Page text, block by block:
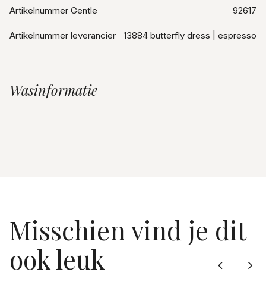
Artikelnummer Gentle 92617
Artikelnummer leverancier 13884 butterfly dress | espresso
Wasinformatie
Misschien vind je dit
ook leuk